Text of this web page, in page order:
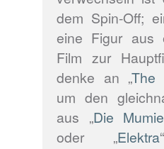
dem Spin-Off;
eine Figur aus
Film zur
denke an „The
um den
aus „Die
oder „Elektra